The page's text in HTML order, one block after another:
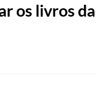
os livros da